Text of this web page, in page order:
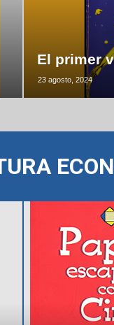
El primer
23 agosto, 2024